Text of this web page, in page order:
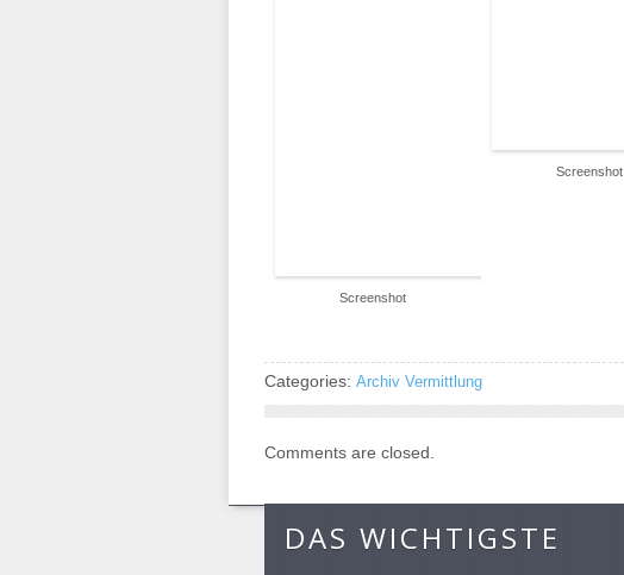
Screenshot
Screenshot
Categories: Archiv Vermittlung
Comments are closed.
DAS WICHTIGSTE